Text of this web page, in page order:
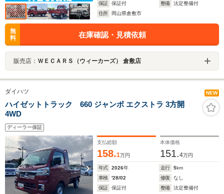
保証
保証付 整備
法定整備付
住所
岡山県倉敷市
無
料
在庫確認・見積依頼
販売店： ＷＥＣＡＲＳ（ウィーカーズ） 倉敷店
ダイハツ NEW
ハイゼットトラック 660 ジャンボ エクストラ 3方開
4WD
ディーラー保証
支払総額
158.1万円
本体価格
151.4万円
年式 2026年 走行 5km
車検
'28/02 修復
なし
保証
保証付 整備
法定整備付